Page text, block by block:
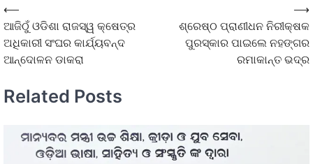
⟵
ଆଜିଠୁଁ ଓଡିଶା ରାଜସ୍ୱ କ୍ଷେତ୍ର
ଅଧିକାରୀ ସଂଘର କାର୍ଯ୍ୟବନ୍ଦ
ଆନ୍ଦୋଳନ ଡାକରା
ଶ୍ରେଷ୍ଠ ପ୍ରାଣୀଧନ ନିରୀକ୍ଷକ
ପୁରସ୍କାର ପାଇଲେ ନହଙ୍ଗର
ରମାକାନ୍ତ ଭଦ୍ର
⟶
Related Posts